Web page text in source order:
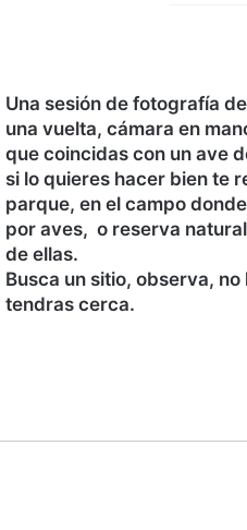
Una sesión de fotografía
una vuelta, cámara en
que coincidas con un ave
si lo quieres hacer bien te
parque, en el campo
por aves, o reserva
de ellas.
Busca un sitio, observa,
tendras cerca.